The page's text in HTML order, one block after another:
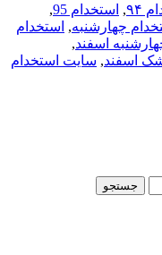
۹۴ , استخدام 95
,
چهارشنبه, استخدام
اسفند,
اسفند, سایت استخدام